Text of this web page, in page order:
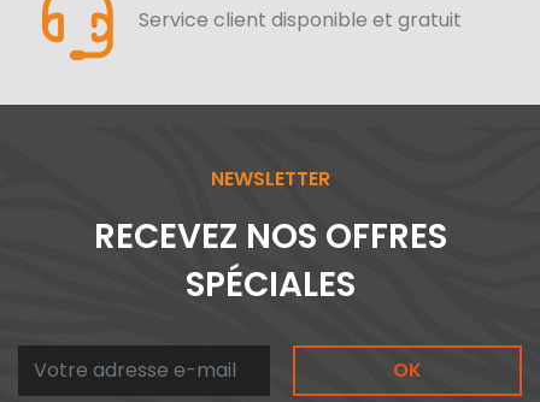
Service client disponible et gratuit
NEWSLETTER
RECEVEZ NOS OFFRES
SPÉCIALES
OK